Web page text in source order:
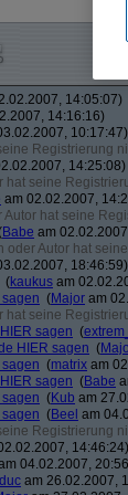
14:05:07)
14:16:16)
10:17:47)
Registrierung
14:25:08)
hat seine
am 02.02.2007,
hat seine
Babe am
oder Autor hat
18:46:59)
(kaukus am
(Major am
hat seine
sagen (
HIER sagen (
(matrix am
sagen (Babe
(Kub am
(Beel am
Registrierung
14:46:24)
04.02.2007,
am 26.02.2007,